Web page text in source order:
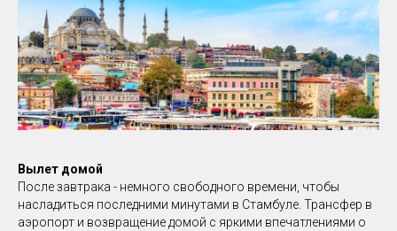
Вылет домой
После завтрака - немного свободного времени, чтобы
насладиться последними минутами в Стамбуле. Трансфер в
аэропорт и возвращение домой с яркими впечатлениями о